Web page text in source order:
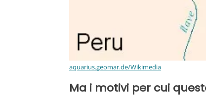
aquarius.geomar.de/Wikimedia
Ma i motivi per cui